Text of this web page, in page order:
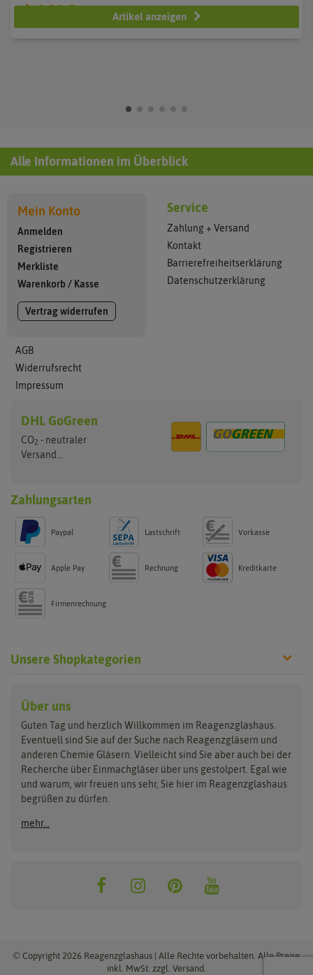
ab 0,20 € Artikel anzeigen
Alle Informationen im Überblick
Mein Konto
Anmelden
Registrieren
Merkliste
Warenkorb / Kasse
Vertrag widerrufen
AGB
Widerrufsrecht
Impressum
Service
Zahlung + Versand
Kontakt
Barrierefreiheitserklärung
Datenschutzerklärung
DHL GoGreen
CO2 - neutraler
Versand...
Zahlungsarten
Paypal Lastschrift Vorkasse
Apple Pay Rechnung Kreditkarte
Firmenrechnung
Unsere Shopkategorien
aus Glas
aus Kunststoff
Reagenzgläser Sets
Glasstrohhalme
Halter, Ständer &
Klammern
Reagenzklasklammern
Glasstopfen
Gummistopfen
Korken
Lamellenstopfen
Schraubverschlüsse
Laborgläser
Bechergläser
Erlenmeyerkolben
Messzylinder
Petrischalen
Trichter
Reinigung
Über uns
Guten Tag und herzlich Willkommen im Reagenzglashaus.
Eventuell sind Sie auf der Suche nach Reagenzgläsern und
anderen Chemie Gläsern. Vielleicht sind Sie aber auch bei der
Recherche über Einmachgläser über uns gestolpert. Egal wie
und warum, wir freuen uns sehr, Sie hier im Reagenzglashaus
begrüßen zu dürfen.
mehr...
© Copyright 2026 Reagenzglashaus | Alle Rechte vorbehalten. Alle Preise
inkl. MwSt. zzgl. Versand.